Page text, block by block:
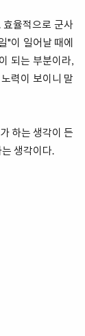
효율적으로 군사
"이 일어날 때에
되는 부분이라,
력이 보이니 말
하는 생각이 든
생각이다.